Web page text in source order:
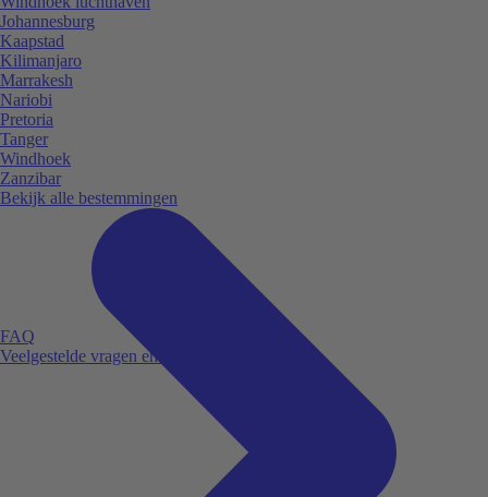
FAQ
Veelgestelde vragen en antwoorden.
Johannesburg
Kaapstad
Kilimanjaro
Marrakesh
Nariobi
Pretoria
Tanger
Windhoek
Zanzibar
Bekijk alle bestemmingen